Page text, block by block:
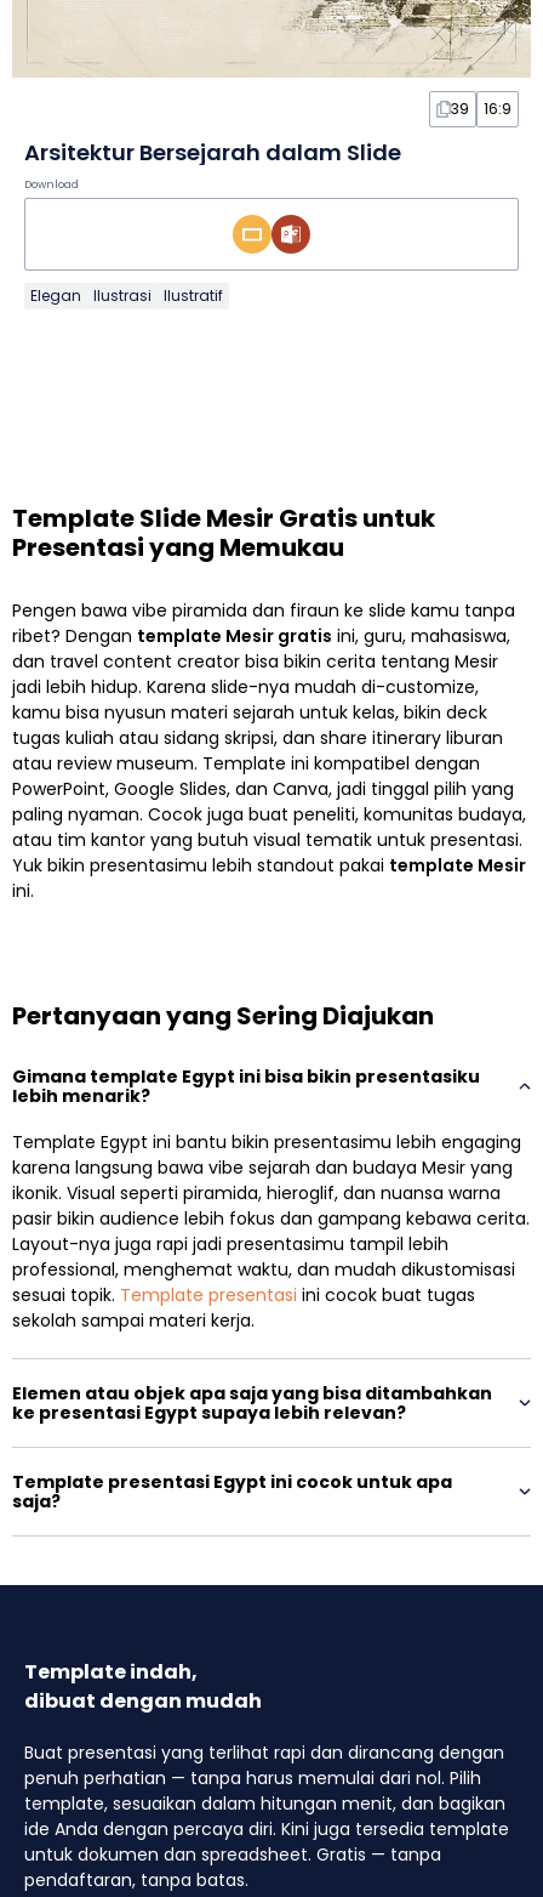
39 16:9
Arsitektur Bersejarah dalam Slide
Download
Elegan Ilustrasi Ilustratif
Template Slide Mesir Gratis untuk
Presentasi yang Memukau
Pengen bawa vibe piramida dan firaun ke slide kamu tanpa
ribet? Dengan template Mesir gratis ini, guru, mahasiswa,
dan travel content creator bisa bikin cerita tentang Mesir
jadi lebih hidup. Karena slide-nya mudah di-customize,
kamu bisa nyusun materi sejarah untuk kelas, bikin deck
tugas kuliah atau sidang skripsi, dan share itinerary liburan
atau review museum. Template ini kompatibel dengan
PowerPoint, Google Slides, dan Canva, jadi tinggal pilih yang
paling nyaman. Cocok juga buat peneliti, komunitas budaya,
atau tim kantor yang butuh visual tematik untuk presentasi.
Yuk bikin presentasimu lebih standout pakai template Mesir
ini.
Pertanyaan yang Sering Diajukan
Gimana template Egypt ini bisa bikin presentasiku
lebih menarik?
Template Egypt ini bantu bikin presentasimu lebih engaging
karena langsung bawa vibe sejarah dan budaya Mesir yang
ikonik. Visual seperti piramida, hieroglif, dan nuansa warna
pasir bikin audience lebih fokus dan gampang kebawa cerita.
Layout-nya juga rapi jadi presentasimu tampil lebih
professional, menghemat waktu, dan mudah dikustomisasi
sesuai topik. Template presentasi ini cocok buat tugas
sekolah sampai materi kerja.
Elemen atau objek apa saja yang bisa ditambahkan
ke presentasi Egypt supaya lebih relevan?
Template presentasi Egypt ini cocok untuk apa
saja?
Template indah,
dibuat dengan mudah
Buat presentasi yang terlihat rapi dan dirancang dengan
penuh perhatian — tanpa harus memulai dari nol. Pilih
template, sesuaikan dalam hitungan menit, dan bagikan
ide Anda dengan percaya diri. Kini juga tersedia template
untuk dokumen dan spreadsheet. Gratis — tanpa
pendaftaran, tanpa batas.